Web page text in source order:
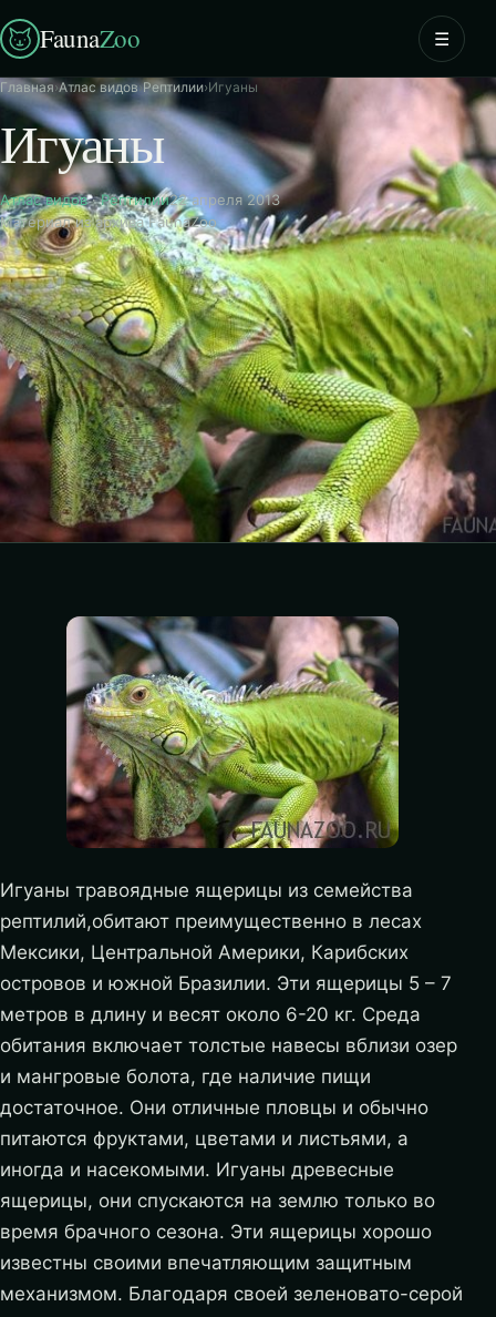
FaunaZoo ☰
Главная›Атлас видов›Рептилии›Игуаны
Игуаны
Атлас видов·Рептилии22 апреля 2013
Материал из архива FaunaZoo
Игуаны травоядные ящерицы из семейства
рептилий,обитают преимущественно в лесах
Мексики, Центральной Америки, Карибских
островов и южной Бразилии. Эти ящерицы 5 – 7
метров в длину и весят около 6-20 кг. Среда
обитания включает толстые навесы вблизи озер
и мангровые болота, где наличие пищи
достаточное. Они отличные пловцы и обычно
питаются фруктами, цветами и листьями, а
иногда и насекомыми. Игуаны древесные
ящерицы, они спускаются на землю только во
время брачного сезона. Эти ящерицы хорошо
известны своими впечатляющим защитным
механизмом. Благодаря своей зеленовато-серой